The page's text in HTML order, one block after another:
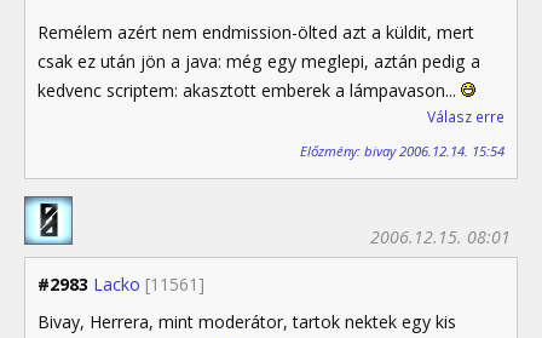
Remélem azért nem endmission-ölted azt a küldit, mert
csak ez után jön a java: még egy meglepi, aztán pedig a
kedvenc scriptem: akasztott emberek a lámpavason...
Válasz erre
Előzmény: bivay 2006.12.14. 15:54
#2983 Lacko [11561]
2006.12.15. 08:01
Bivay, Herrera, mint moderátor, tartok nektek egy kis